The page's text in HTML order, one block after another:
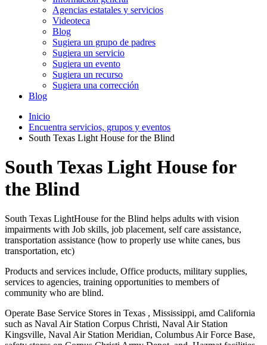
Agencias estatales y servicios
Videoteca
Blog
Sugiera un grupo de padres
Sugiera un servicio
Sugiera un evento
Sugiera un recurso
Sugiera una corrección
Blog
Inicio
Encuentra servicios, grupos y eventos
South Texas Light House for the Blind
South Texas Light House for
the Blind
South Texas LightHouse for the Blind helps adults with vision
impairments with Job skills, job placement, self care assistance,
transportation assistance (how to properly use white canes, bus
transportation, etc)
Products and services include, Office products, military supplies,
services to agencies, training opportunities to members of
community who are blind.
Operate Base Service Stores in Texas , Mississippi, amd California
such as Naval Air Station Corpus Christi, Naval Air Station
Kingsville, Naval Air Station Meridian, Columbus Air Force Base,